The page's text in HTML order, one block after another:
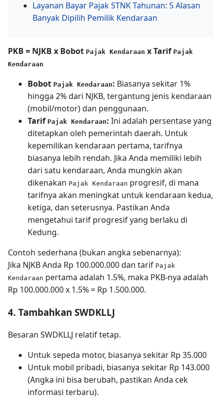
Layanan Bayar Pajak STNK Tahunan: 5 Alasan
Banyak Dipilih Pemilik Kendaraan
PKB = NJKB x Bobot Pajak Kendaraan x Tarif Pajak
Kendaraan
Bobot Pajak Kendaraan: Biasanya sekitar 1%
hingga 2% dari NJKB, tergantung jenis kendaraan
(mobil/motor) dan penggunaan.
Tarif Pajak Kendaraan: Ini adalah persentase yang
ditetapkan oleh pemerintah daerah. Untuk
kepemilikan kendaraan pertama, tarifnya
biasanya lebih rendah. Jika Anda memiliki lebih
dari satu kendaraan, Anda mungkin akan
dikenakan Pajak Kendaraan progresif, di mana
tarifnya akan meningkat untuk kendaraan kedua,
ketiga, dan seterusnya. Pastikan Anda
mengetahui tarif progresif yang berlaku di
Kedung.
Contoh sederhana (bukan angka sebenarnya):
Jika NJKB Anda Rp 100.000.000 dan tarif Pajak
Kendaraan pertama adalah 1.5%, maka PKB-nya adalah
Rp 100.000.000 x 1.5% = Rp 1.500.000.
4. Tambahkan SWDKLLJ
Besaran SWDKLLJ relatif tetap.
Untuk sepeda motor, biasanya sekitar Rp 35.000
Untuk mobil pribadi, biasanya sekitar Rp 143.000
(Angka ini bisa berubah, pastikan Anda cek
informasi terbaru).